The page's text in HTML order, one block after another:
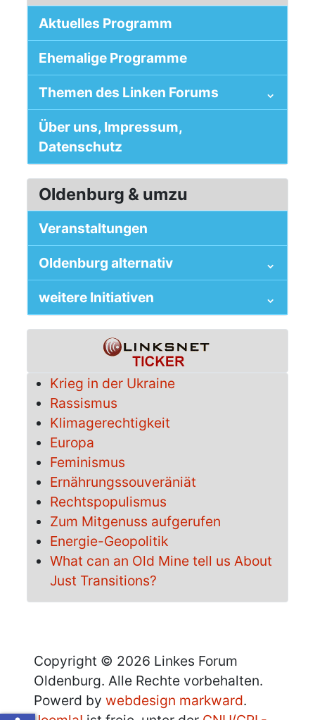
Aktuelles Programm
Ehemalige Programme
Themen des Linken Forums
Über uns, Impressum,
Datenschutz
Oldenburg & umzu
Veranstaltungen
Oldenburg alternativ
weitere Initiativen
Krieg in der Ukraine
Rassismus
Klimagerechtigkeit
Europa
Feminismus
Ernährungssouveräniät
Rechtspopulismus
Zum Mitgenuss aufgerufen
Energie-Geopolitik
What can an Old Mine tell us About
Just Transitions?
Copyright © 2026 Linkes Forum
Oldenburg. Alle Rechte vorbehalten.
Powerd by webdesign markward.